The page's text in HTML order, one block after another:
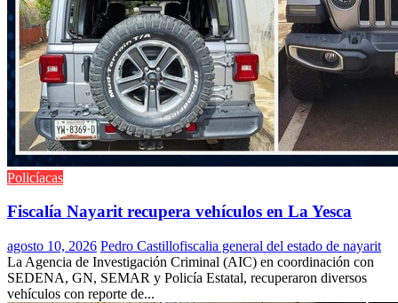
Policíacas
Fiscalía Nayarit recupera vehículos en La Yesca
agosto 10, 2026 Pedro Castillofiscalia general del estado de nayarit
La Agencia de Investigación Criminal (AIC) en coordinación con
SEDENA, GN, SEMAR y Policía Estatal, recuperaron diversos
vehículos con reporte de...